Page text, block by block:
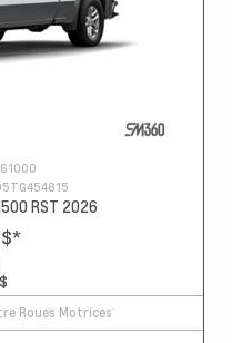
RST 2026
*
Roues Motrices